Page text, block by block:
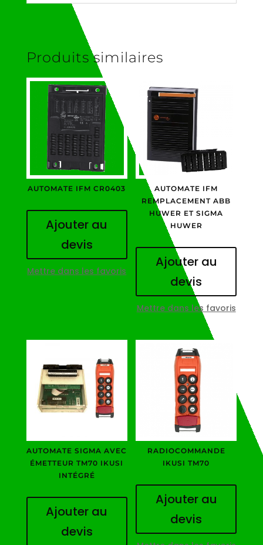
Produits similaires
AUTOMATE IFM CR0403
Ajouter au
devis
Mettre dans les favoris
AUTOMATE IFM
REMPLACEMENT ABB
HUWER ET SIGMA
HUWER
Ajouter au
devis
Mettre dans les favoris
AUTOMATE SIGMA AVEC
ÉMETTEUR TM70 IKUSI
INTÉGRÉ
Ajouter au
devis
RADIOCOMMANDE
IKUSI TM70
Ajouter au
devis